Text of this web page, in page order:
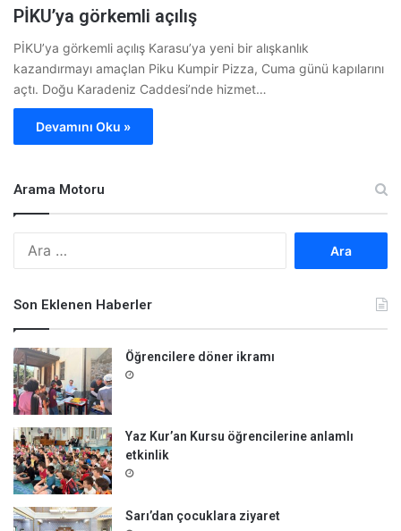
PİKU’ya görkemli açılış
PİKU’ya görkemli açılış Karasu’ya yeni bir alışkanlık
kazandırmayı amaçlan Piku Kumpir Pizza, Cuma günü kapılarını
açtı. Doğu Karadeniz Caddesi’nde hizmet…
Devamını Oku »
Arama Motoru
Son Eklenen Haberler
Öğrencilere döner ikramı
Yaz Kur’an Kursu öğrencilerine anlamlı
etkinlik
Sarı’dan çocuklara ziyaret